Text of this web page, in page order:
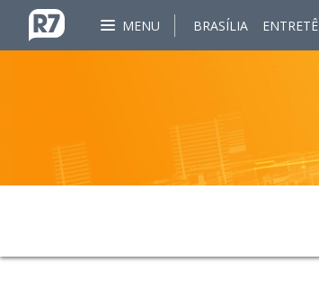
MENU BRASÍLIA ENTRETÊ